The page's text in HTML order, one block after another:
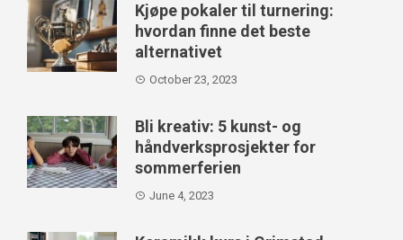
Kjøpe pokaler til turnering:
hvordan finne det beste
alternativet
October 23, 2023
Bli kreativ: 5 kunst- og
håndverksprosjekter for
sommerferien
June 4, 2023